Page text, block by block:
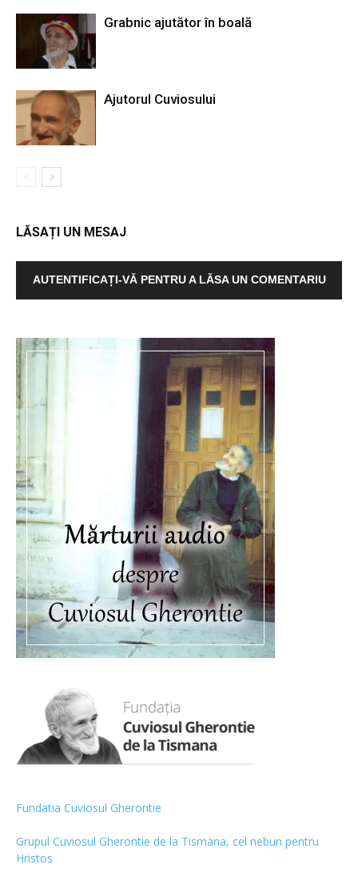
Grabnic ajutător în boală
Ajutorul Cuviosului
LĂSAȚI UN MESAJ
AUTENTIFICAȚI-VĂ PENTRU A LĂSA UN COMENTARIU
Fundatia Cuviosul Gherontie
Grupul Cuviosul Gherontie de la Tismana, cel nebun pentru
Hristos